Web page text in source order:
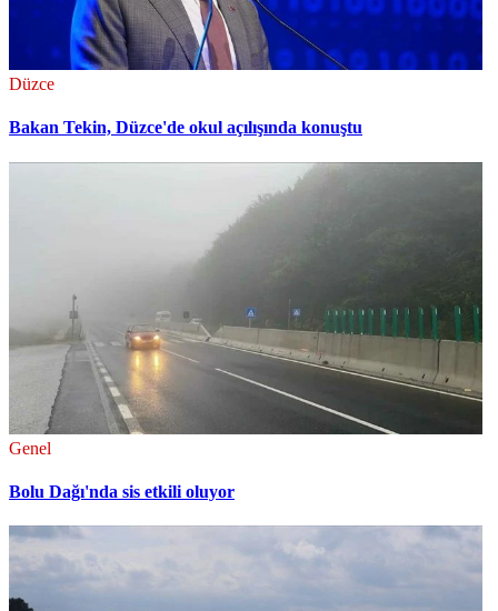
Düzce
Bakan Tekin, Düzce'de okul açılışında konuştu
Genel
Bolu Dağı'nda sis etkili oluyor